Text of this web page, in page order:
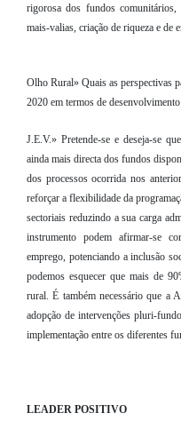
rigorosa dos fundos comunitários,
mais-valias, criação de riqueza e de
Olho Rural» Quais as perspectivas
2020 em termos de
J.E.V.» Pretende-se e deseja-se
ainda mais directa dos fundos
dos processos ocorrida nos
reforçar a flexibilidade da
sectoriais reduzindo a sua carga
instrumento podem afirmar-se
emprego, potenciando a inclusão
podemos esquecer que mais de
rural. É também necessário que a
adopção de intervenções pluri-
implementação entre os diferentes
LEADER POSITIVO